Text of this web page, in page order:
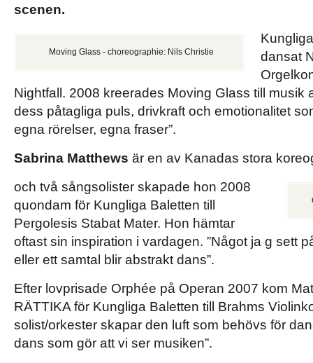
scenen.
Moving Glass - choreographie: Nils Christie
dansat
Nightfall. 2008 kreerades Moving Glass till musik
dess påtagliga puls, drivkraft och emotionalitet
egna rörelser, egna fraser”.
Sabrina Matthews är en av Kanadas stora
och två sångsolister skapade hon 2008
quondam för Kungliga Baletten till
Pergolesis Stabat Mater. Hon hämtar
oftast sin inspiration i vardagen. ”Något ja g sett
eller ett samtal blir abstrakt dans”.
Efter lovprisade Orphée på Operan 2007 kom
RÄTTIKA för Kungliga Baletten till Brahms
solist/orkester skapar den luft som behövs för
dans som gör att vi ser musiken”.